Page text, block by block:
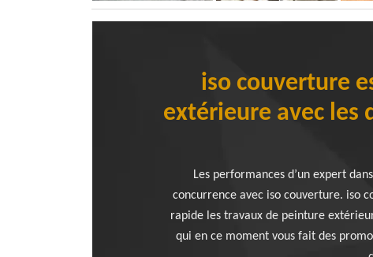
iso couverture
extérieure avec les
Les performances d’un expert
concurrence avec iso couverture. iso
rapide les travaux de peinture
qui en ce moment vous fait des